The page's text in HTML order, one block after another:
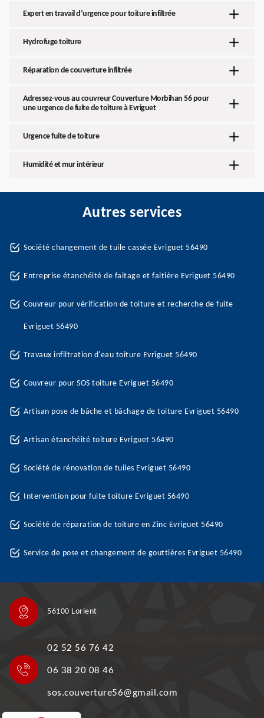
Expert en travail d’urgence pour toiture infiltrée
Hydrofuge toiture
Réparation de couverture infiltrée
Adressez-vous au couvreur Couverture Morbihan 56 pour
une urgence de fuite de toiture à Evriguet
Urgence fuite de toiture
Humidité et mur intérieur
Autres services
Société changement de tuile cassée Evriguet 56490
Entreprise étanchéité de faitage et faitière Evriguet 56490
Couvreur pour vérification de toiture et recherche de fuite
Evriguet 56490
Travaux infiltration d'eau toiture Evriguet 56490
Couvreur pour SOS toiture Evriguet 56490
Artisan pose de bâche et bâchage de toiture Evriguet 56490
Artisan étanchéité toiture Evriguet 56490
Société de rénovation de tuiles Evriguet 56490
Intervention pour fuite toiture Evriguet 56490
Société de réparation de toiture en Zinc Evriguet 56490
Service de pose et changement de gouttières Evriguet 56490
56100 Lorient
02 52 56 76 42
06 38 20 08 46
sos.couverture56@gmail.com